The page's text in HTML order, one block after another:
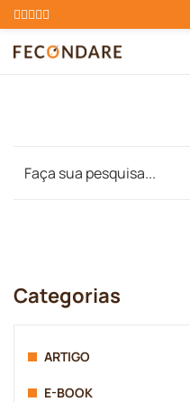
Categorias
ARTIGO
E-BOOK